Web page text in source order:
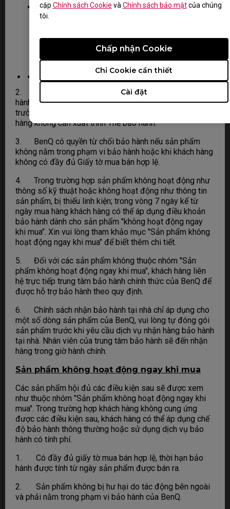
cập Chính sách Cookie và Chính sách bảo mậtcủa chúng
tôi.
Cài đặt
Chỉ Cookie cần thiết
Chấp nhận Cookie
Địa chỉ: 56-58 Đường A9 , KDC Hưng Phú,
Phường Hưng Phú, Quận Cái Răng, TP. Cần
Số điện thoại: 029 23 781978
Giờ làm việc: 8:00 - 17:00 (T2 đến T6), 8:00 -
12:00 (T7)
2. Cung cấp Giấy tờ mua bán hợp lệ, thời hạn bảo
hành được tính từ ngày sản phẩm được bán ra. Trong
trường hợp có đầy đủ giấy tờ mua bán hợp lệ, khách
hàng không cần xuất trình Thẻ bảo hành.
3. BenQ có quyền từ chối bảo hành nếu sản phẩm
không nằm trong phạm vi bảo hành hoặc khi khách hàng
không có đầy đủ Giấy tờ mua bán hợp lệ.
4. Trong trường hợp sản phẩm không hoạt động như
thông số kỹ thuật hoặc không hoạt động như thông tin
sản phẩm, bị thiếu linh kiện; trong vòng 7 ngày kể từ
ngày mua hàng khách hàng có thể áp dụng điều khoản
bảo hành dành cho sản phẩm "không hoạt động ngay
khi mua". Xin vui lòng tham khảo mục "Sản phẩm không
hoạt động ngay khi mua" để biết thêm chi tiết.
5. Đối với các sản phẩm không thuộc nhóm "Sản
phẩm không hoạt động ngay khi mua", khách hàng liên
hệ trực tiếp trung tâm bảo hành chính thức của BenQ để
được hỗ trợ bảo hành theo quy định.
6. Chính sách nhận bảo hành tại nhà chỉ áp dụng cho
một số dòng sản phẩm của BenQ, vui lòng tự đóng gói
sản phẩm trước khi yêu cầu dịch vụ nhận hàng bảo hành
tại nhà. Nhân viên của trung tâm bảo hành sẽ đến nhận
hàng trong giờ hành chính.
Sản phẩm không hoạt động ngay khi mua
Các sản phẩm hội đủ các điều kiện sau sẽ được xem
như thuộc nhóm "Sản phẩm không hoạt động ngay khi
mua". Trong trường hợp khách hàng không cung ứng
được các điều kiện sau, khách hàng có thể áp dụng chế
độ bảo hành thông thường hoặc sử dụng dịch vụ bảo
hành có tính phí.
1. Có đầy đủ giấy tờ mua bán hợp lệ, thời hạn bảo
hành được tính từ ngày sản phẩm được bán ra.
2. Sản phẩm không bị hư hại do tác động bên ngoài
và phải nằm trong phạm vi bảo hành của BenQ.